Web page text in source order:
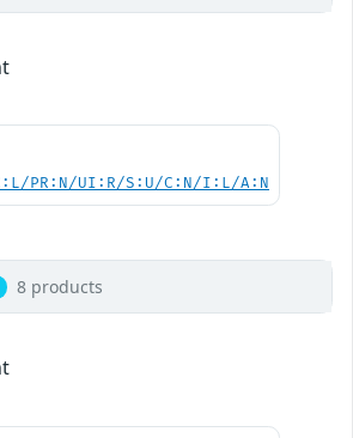
PR:N/UI:R/S:U/C:N/I:L/A:N
8 products